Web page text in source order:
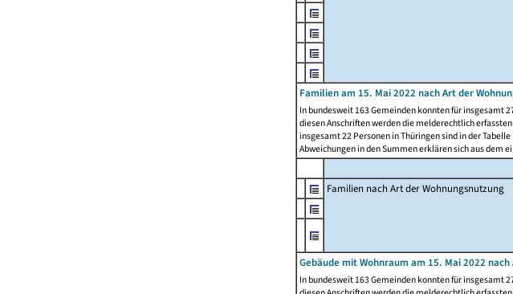
Familien am 15. Mai 2022 nach Art der
In bundesweit 163 Gemeinden konnten für insgesamt
diesen Anschriften werden die melderechtlich
insgesamt 22 Personen in Thüringen sind in der
Abweichungen in den Summen erklären sich aus dem
Familien nach Art der Wohnungsnutzung
Gebäude mit Wohnraum am 15. Mai 2022 nach
In bundesweit 163 Gemeinden konnten für insgesamt